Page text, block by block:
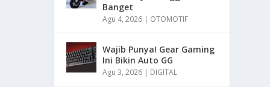
Banget
Agu 4, 2026 | OTOMOTIF
Wajib Punya! Gear Gaming
Ini Bikin Auto GG
Agu 3, 2026 | DIGITAL